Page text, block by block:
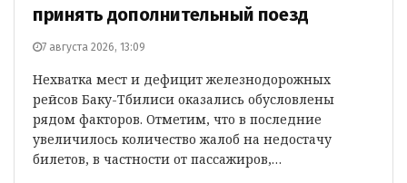
принять дополнительный поезд
7 августа 2026, 13:09
Нехватка мест и дефицит железнодорожных
рейсов Баку-Тбилиси оказались обусловлены
рядом факторов. Отметим, что в последние
увеличилось количество жалоб на недостачу
билетов, в частности от пассажиров,…